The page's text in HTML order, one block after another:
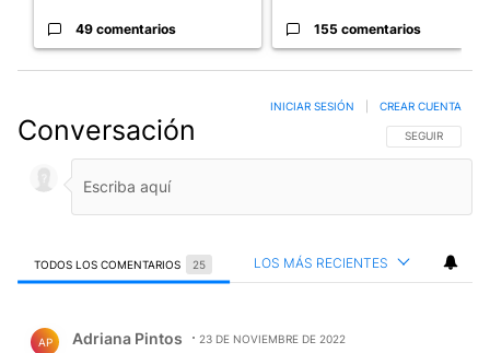
49 comentarios 155 comentarios
Conversación SIGA ESTA
SEGUIR
INICIAR SESIÓN CREAR CUENTA
TODOS LOS COMENTARIOS 25 LOS MÁS RECIENTES
AP Adriana Pintos 23 DE NOVIEMBRE DE 2022